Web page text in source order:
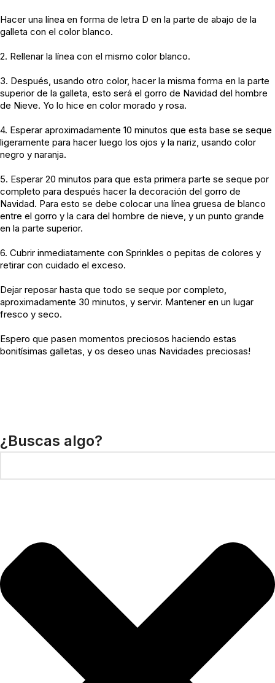
Hacer una línea en forma de letra D en la parte de abajo de la
galleta con el color blanco.
2. Rellenar la línea con el mismo color blanco.
3. Después, usando otro color, hacer la misma forma en la parte
superior de la galleta, esto será el gorro de Navidad del hombre
de Nieve. Yo lo hice en color morado y rosa.
4. Esperar aproximadamente 10 minutos que esta base se seque
ligeramente para hacer luego los ojos y la nariz, usando color
negro y naranja.
5. Esperar 20 minutos para que esta primera parte se seque por
completo para después hacer la decoración del gorro de
Navidad. Para esto se debe colocar una línea gruesa de blanco
entre el gorro y la cara del hombre de nieve, y un punto grande
en la parte superior.
6. Cubrir inmediatamente con Sprinkles o pepitas de colores y
retirar con cuidado el exceso.
Dejar reposar hasta que todo se seque por completo,
aproximadamente 30 minutos, y servir. Mantener en un lugar
fresco y seco.
Espero que pasen momentos preciosos haciendo estas
bonitísimas galletas, y os deseo unas Navidades preciosas!
¿Buscas algo?